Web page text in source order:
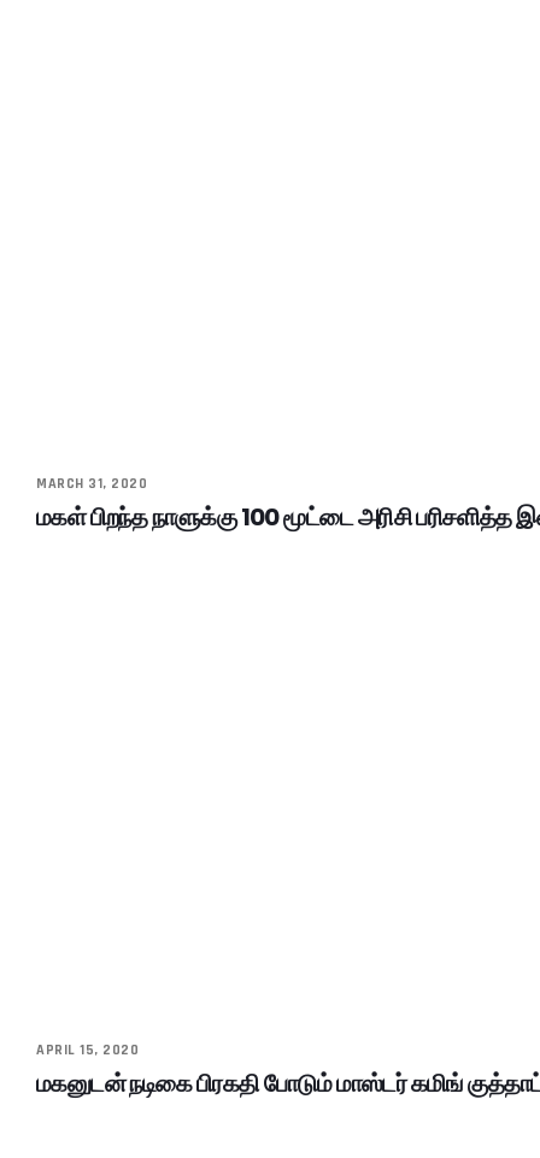
MARCH 31, 2020
மகள் பிறந்த நாளுக்கு 100 மூட்டை அரிசி
APRIL 15, 2020
மகனுடன் நடிகை பிரகதி போடும் மாஸ்டர் கமிங்